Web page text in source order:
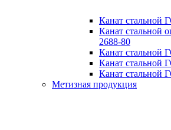
Канат стальной
Канат стальной
2688-80
Канат стальной
Канат стальной
Канат стальной
Метизная продукция